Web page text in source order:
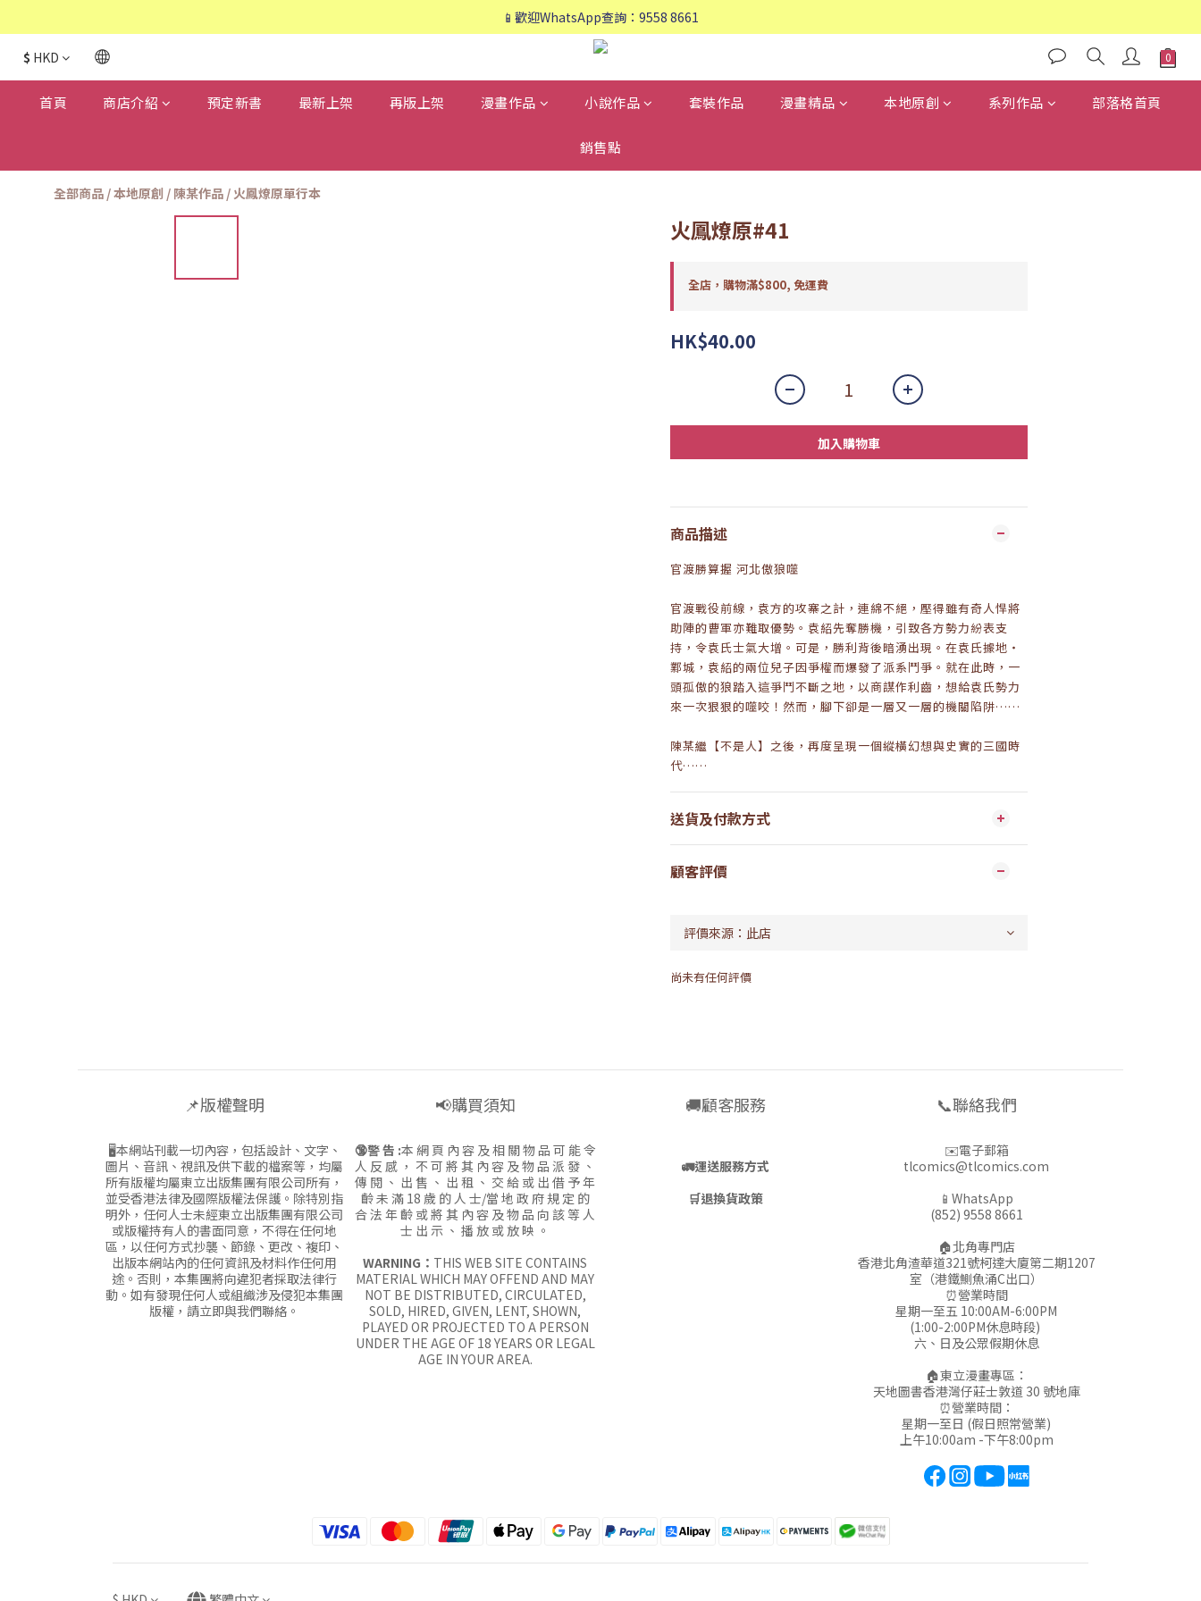
📱歡迎WhatsApp查詢：9558 8661
📱歡迎WhatsApp查詢：9558 8661
❤️會員專享：🛍購物滿💰HK$800，🚚免運費❤️
📱歡迎WhatsApp查詢：9558 8661
$ HKD
首頁 商店介紹 預定新書 最新上架 再版上架 漫畫作品 小說作品 套裝作品 漫畫精品 本地原創 系列作品 部落格首頁
銷售點
全部商品 /本地原創 / 陳某作品 / 火鳳燎原單行本
火鳳燎原#41
全店，購物滿$800, 免運費
HK$40.00
加入購物車
商品描述
官渡勝算握 河北傲狼噬
官渡戰役前線，袁方的攻寨之計，連綿不絕，壓得雖有奇人悍將
助陣的曹軍亦難取優勢。袁紹先奪勝機，引致各方勢力紛表支
持，令袁氏士氣大增。可是，勝利背後暗湧出現。在袁氏據地‧
鄴城，袁紹的兩位兒子因爭權而爆發了派系鬥爭。就在此時，一
頭孤傲的狼踏入這爭鬥不斷之地，以商謀作利齒，想給袁氏勢力
來一次狠狠的噬咬！然而，腳下卻是一層又一層的機關陷阱……
陳某繼【不是人】之後，再度呈現一個縱橫幻想與史實的三國時
代……
送貨及付款方式
顧客評價
尚未有任何評價
📌版權聲明
🖥本網站刊載一切內容，包括設計、文字、
圖片、音訊、視訊及供下載的檔案等，均屬
所有版權均屬東立出版集團有限公司所有，
並受香港法律及國際版權法保護。除特別指
明外，任何人士未經東立出版集團有限公司
或版權持有人的書面同意，不得在任何地
區，以任何方式抄襲、節錄、更改、複印、
出版本網站內的任何資訊及材料作任何用
途。否則，本集團將向違犯者採取法律行
動。如有發現任何人或組織涉及侵犯本集團
版權，請立即與我們聯絡。
📢購買須知
🔞警 告 :本 網 頁 內 容 及 相 關 物 品 可 能 令
人 反 感 ， 不 可 將 其 內 容 及 物 品 派 發 、
傳 閱 、 出 售 、 出 租 、 交 給 或 出 借 予 年
齡 未 滿 18 歲 的 人 士/當 地 政 府 規 定 的
合 法 年 齡 或 將 其 內 容 及 物 品 向 該 等 人
士 出 示 、 播 放 或 放 映 。
WARNING： THIS WEB SITE CONTAINS
MATERIAL WHICH MAY OFFEND AND MAY
NOT BE DISTRIBUTED, CIRCULATED,
SOLD, HIRED, GIVEN, LENT, SHOWN,
PLAYED OR PROJECTED TO A PERSON
UNDER THE AGE OF 18 YEARS OR LEGAL
AGE IN YOUR AREA.
🚚顧客服務
🚛運送服務方式
🛒退換貨政策
📞聯絡我們
✉️電子郵箱
tlcomics@tlcomics.com
📱WhatsApp
(852) 9558 8661
🏠北角專門店
香港北角渣華道321號柯達大廈第二期1207
室（港鐵鰂魚涌C出口）
⏰營業時間
星期一至五 10:00AM-6:00PM
(1:00-2:00PM休息時段)
六、日及公眾假期休息
🏠東立漫畫專區：
天地圖書香港灣仔莊士敦道 30 號地庫
⏰營業時間：
星期一至日 (假日照常營業)
上午10:00am -下午8:00pm